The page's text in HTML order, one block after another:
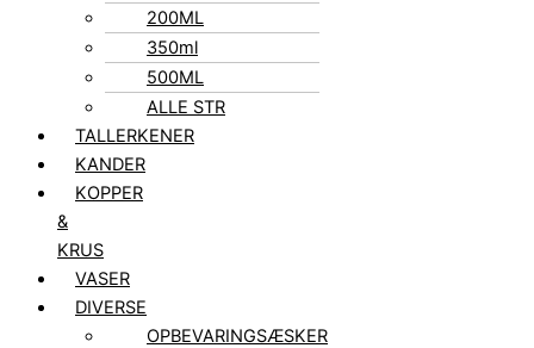
200ML
350ml
500ML
ALLE STR
TALLERKENER
KANDER
KOPPER
&
KRUS
VASER
DIVERSE
OPBEVARINGSÆSKER